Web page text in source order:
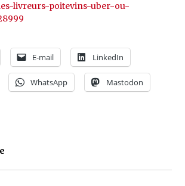
livreurs-poitevins-uber-ou-
E-mail LinkedIn
WhatsApp Mastodon